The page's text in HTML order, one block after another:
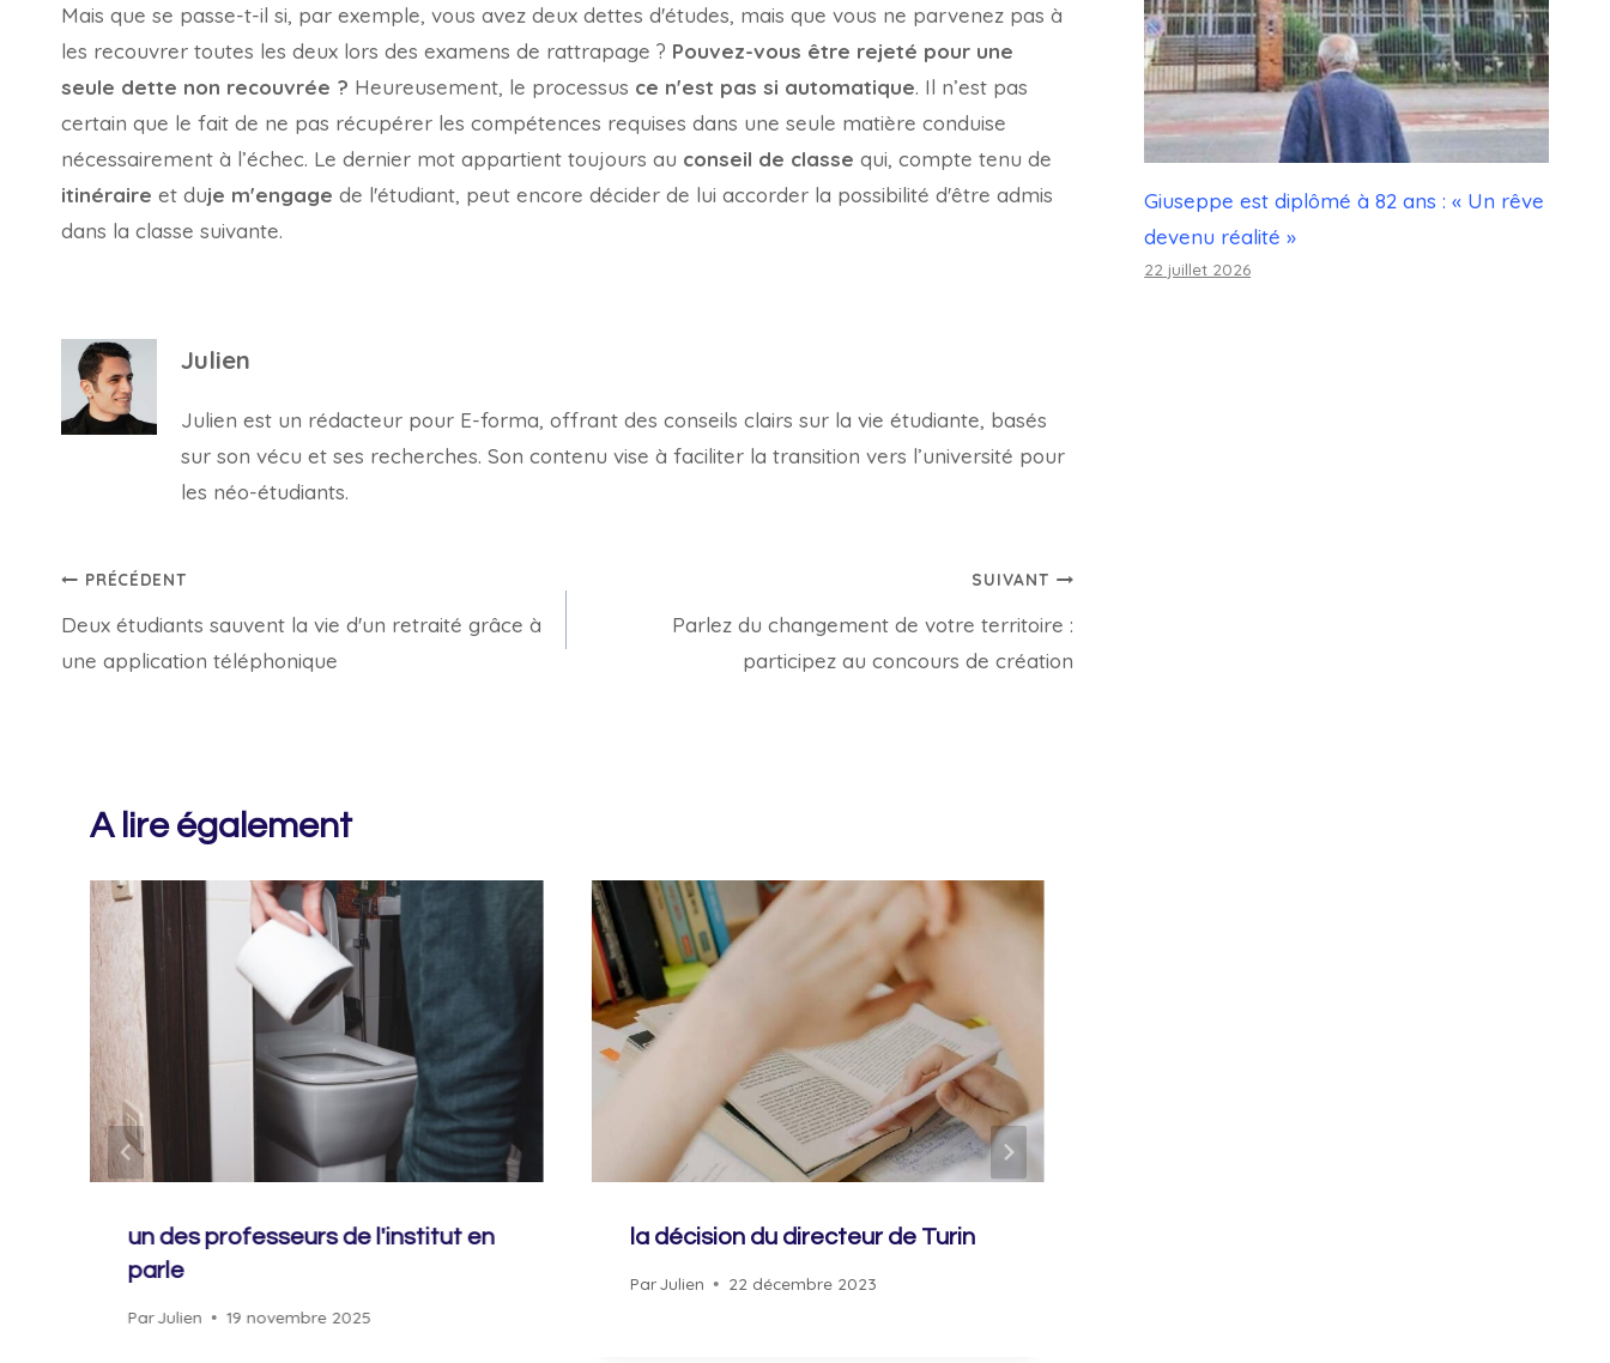
Mais que se passe-t-il si, par exemple, vous avez deux dettes d'études, mais que vous ne parvenez pas à
les recouvrer toutes les deux lors des examens de rattrapage ? Pouvez-vous être rejeté pour une
seule dette non recouvrée ? Heureusement, le processus ce n'est pas si automatique. Il n’est pas
certain que le fait de ne pas récupérer les compétences requises dans une seule matière conduise
nécessairement à l’échec. Le dernier mot appartient toujours au conseil de classe qui, compte tenu de
itinéraire et duje m'engage de l'étudiant, peut encore décider de lui accorder la possibilité d'être admis
dans la classe suivante.
Julien
Julien est un rédacteur pour E-forma, offrant des conseils clairs sur la vie étudiante, basés
sur son vécu et ses recherches. Son contenu vise à faciliter la transition vers l’université pour
les néo-étudiants.
Navigation
de
l’article
PRÉCÉDENT
Deux étudiants sauvent la vie d'un retraité grâce à
une application téléphonique
SUIVANT
Parlez du changement de votre territoire :
participez au concours de création
A lire également
un des professeurs de l'institut en
parle
ParJulien 19 novembre 2025
la décision du directeur de Turin
Par Julien 22 décembre 2023
Giuseppe est diplômé à 82 ans : « Un rêve
devenu réalité »
22 juillet 2026